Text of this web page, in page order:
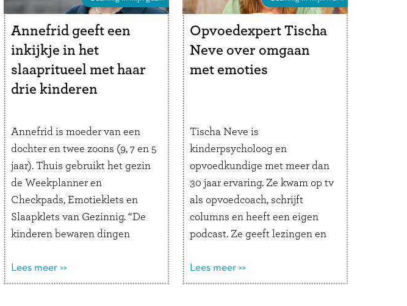
Annefrid geeft een
inkijkje in het
slaapritueel met haar
drie kinderen
Annefrid is moeder van een
dochter en twee zoons (9, 7 en 5
jaar). Thuis gebruikt het gezin
de Weekplanner en
Checkpads, Emotieklets en
Slaapklets van Gezinnig. “De
kinderen bewaren dingen
moment.” Hoe helpen de
Gezinnig-producten jouw
Lees meer >>
Opvoedexpert Tischa
Neve over omgaan
met emoties
Tischa Neve is
kinderpsycholoog en
opvoedkundige met meer dan
30 jaar ervaring. Ze kwam op tv
als opvoedcoach, schrijft
columns en heeft een eigen
podcast. Ze geeft lezingen en
over opvoeden. Ook is ze co-
auteur van Emotieklets. Wat
Lees meer >>